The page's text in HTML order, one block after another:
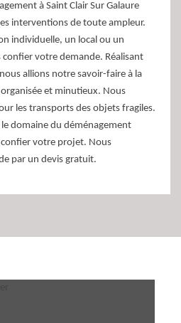
à Saint Clair Sur Galaure
interventions de toute ampleur.
individuelle, un local ou un
votre demande. Réalisant
allions notre savoir-faire à la
et minutieux. Nous
les transports des objets fragiles.
domaine du déménagement
votre projet. Nous
par un devis gratuit.